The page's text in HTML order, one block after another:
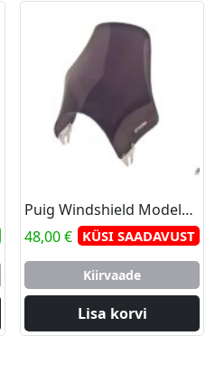
Puig Windshield Modelo Naked C/Dark Smoke
48,00€ KÜSI SAADAVUST
Kiirvaade
Lisa korvi